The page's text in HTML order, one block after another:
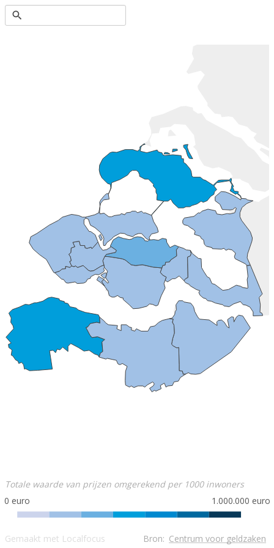
Totale waarde van prijzen omgerekend per 1000 inwoners
0 euro
1.000.000 euro
Bron: Centrum voor geldzaken
Gemaakt met Localfocus